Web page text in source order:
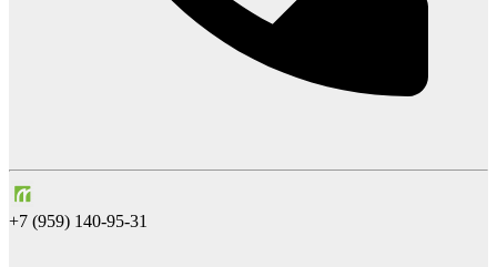
+7 (959) 140-95-31